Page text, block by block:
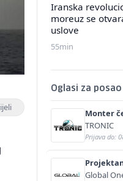
Iranska
moreuz se
uslove
55min
Oglasi za posao
Monter
iTRONIC
Prijava do:
fasada (m/
Global